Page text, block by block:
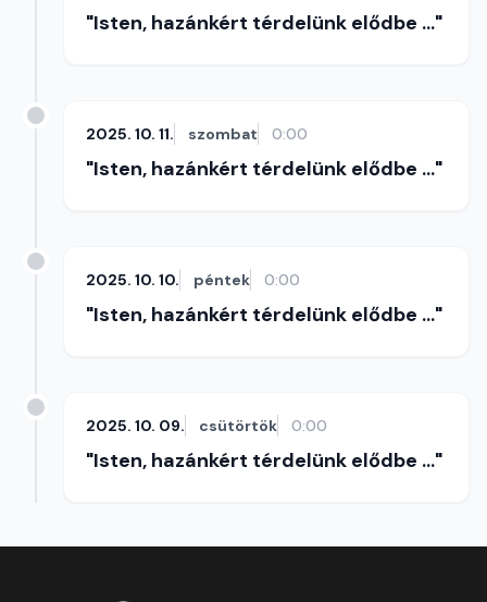
"Isten, hazánkért térdelünk elődbe ..."
2025. 10. 11. szombat 0:00
"Isten, hazánkért térdelünk elődbe ..."
2025. 10. 10. péntek 0:00
"Isten, hazánkért térdelünk elődbe ..."
2025. 10. 09. csütörtök 0:00
"Isten, hazánkért térdelünk elődbe ..."